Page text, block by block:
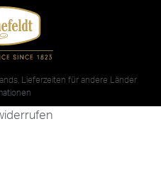
Lieferzeiten für andere Länder